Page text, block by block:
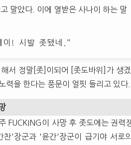
말았다. 이에 열받은 사나이 하는 말
이! 시발 좃됐네."
해서 정말[좃]이되어 [좃도바위]가 생
력을 한다는 풍문이 얼핏 들리고 있다.
FUCKING이 사망 후 좃도에는 권력
찬'장군과 '윤간'장군이 급기야 서로